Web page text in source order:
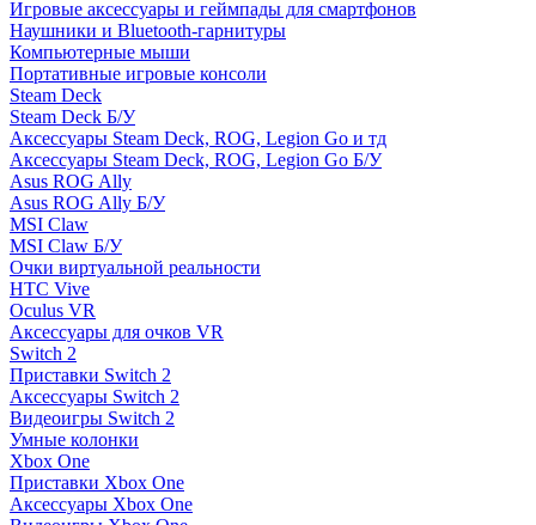
Игровые аксессуары и геймпады для смартфонов
Наушники и Bluetooth-гарнитуры
Компьютерные мыши
Портативные игровые консоли
Steam Deck
Steam Deck Б/У
Аксессуары Steam Deck, ROG, Legion Go и тд
Аксессуары Steam Deck, ROG, Legion Go Б/У
Asus ROG Ally
Asus ROG Ally Б/У
MSI Claw
MSI Claw Б/У
Очки виртуальной реальности
HTC Vive
Oculus VR
Аксессуары для очков VR
Switch 2
Приставки Switch 2
Аксессуары Switch 2
Видеоигры Switch 2
Умные колонки
Xbox One
Приставки Xbox One
Аксессуары Xbox One